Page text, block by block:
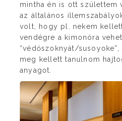
mintha én is ott születtem
az általános
volt, hogy pl. nekem
vendégre a kimonóra
“védőszoknyát/
meg kellett tanulnom
anyagot.